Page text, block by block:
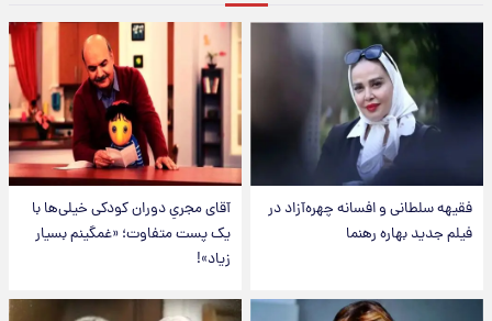
فقیهه سلطانی و افسانه چهره‌آزاد در
فیلم جدید بهاره رهنما
آقای مجریِ دوران کودکی خیلی‌ها با
یک پست متفاوت؛ «غمگینم بسیار
زیاد»!